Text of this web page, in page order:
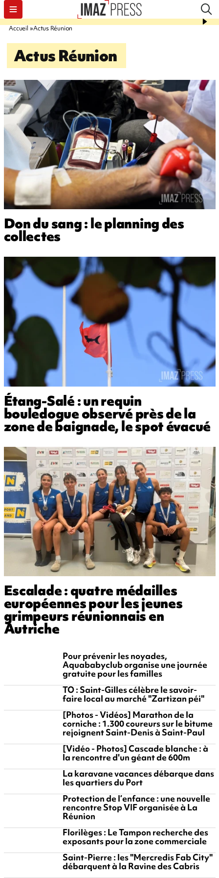
Accueil Actus Réunion
Actus Réunion
Don du sang : le planning des
collectes
Étang-Salé : un requin
bouledogue observé près de la
zone de baignade, le spot évacué
Escalade : quatre médailles
européennes pour les jeunes
grimpeurs réunionnais en
Autriche
Pour prévenir les noyades,
Aquababyclub organise une journée
gratuite pour les familles
TO : Saint-Gilles célèbre le savoir-
faire local au marché "Zartizan péi"
[Photos - Vidéos] Marathon de la
corniche : 1.300 coureurs sur le bitume
rejoignent Saint-Denis à Saint-Paul
[Vidéo - Photos] Cascade blanche : à
la rencontre d'un géant de 600m
La karavane vacances débarque dans
les quartiers du Port
Protection de l’enfance : une nouvelle
rencontre Stop VIF organisée à La
Réunion
Florilèges : Le Tampon recherche des
exposants pour la zone commerciale
Saint-Pierre : les "Mercredis Fab City"
débarquent à la Ravine des Cabris